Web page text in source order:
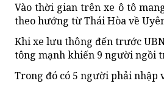
Vào thời gian trên xe ô tô
theo hướng từ Thái Hòa về
Khi xe lưu thông đến trước
tông mạnh khiến 9 người ngồi
Trong đó có 5 người phải